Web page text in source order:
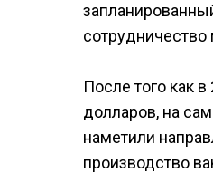
После того как
долларов, на
наметили
производство